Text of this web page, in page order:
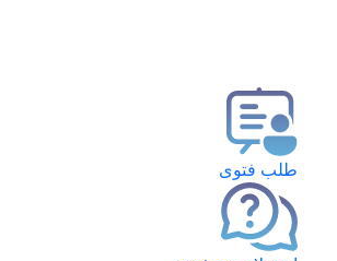
طلب فتوى